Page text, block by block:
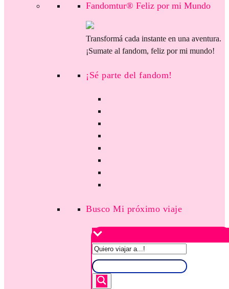
Fandomtur® Feliz por mi Mundo
Transformá cada instante en una aventura.
¡Sumate al fandom, feliz por mi mundo!
¡Sé parte del fandom!
Busco Mi próximo viaje